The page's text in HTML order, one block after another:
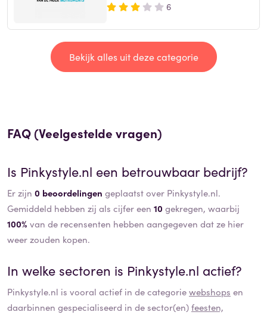
6
Bekijk alles uit deze categorie
FAQ (Veelgestelde vragen)
Is Pinkystyle.nl een betrouwbaar bedrijf?
Er zijn 0 beoordelingen geplaatst over Pinkystyle.nl.
Gemiddeld hebben zij als cijfer een 10 gekregen, waarbij
100% van de recensenten hebben aangegeven dat ze hier
weer zouden kopen.
In welke sectoren is Pinkystyle.nl actief?
Pinkystyle.nl is vooral actief in de categoriewebshops en
daarbinnen gespecialiseerd in de sector(en)feesten,